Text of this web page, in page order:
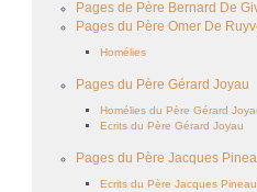
Pages de Père Bernard De
Pages du Père Omer De
Homélies
Pages du Père Gérard Joyau
Homélies du Père Gérard
Ecrits du Père Gérard Joyau
Pages du Père Jacques
Ecrits du Père Jacques